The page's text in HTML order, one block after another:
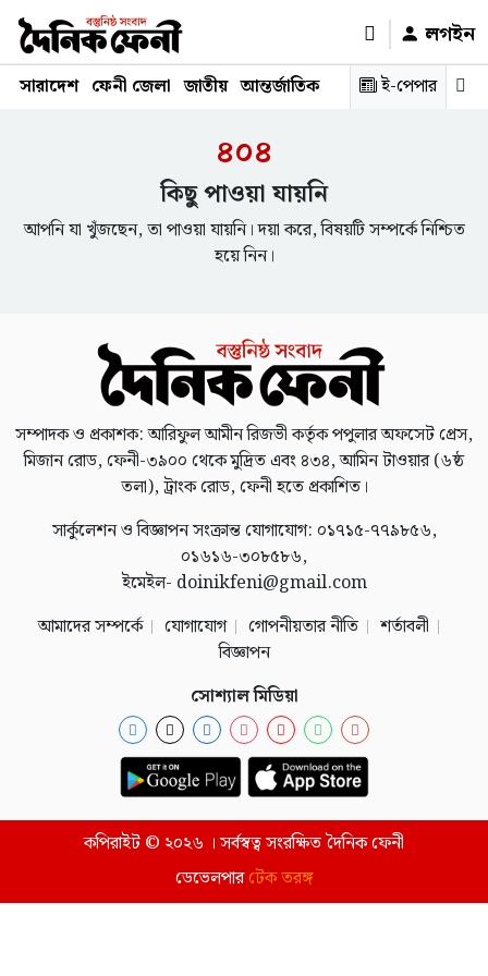
লগইন
সারাদেশ ফেনী জেলা জাতীয় আন্তর্জাতিক রাজনীতি স্বাস্থ্য শিক্ষা
ই-পেপার
৪০৪
কিছু পাওয়া যায়নি
আপনি যা খুঁজছেন, তা পাওয়া যায়নি। দয়া করে, বিষয়টি সম্পর্কে নিশ্চিত
হয়ে নিন।
সম্পাদক ও প্রকাশক: আরিফুল আমীন রিজভী কর্তৃক পপুলার অফসেট প্রেস,
মিজান রোড, ফেনী-৩৯০০ থেকে মুদ্রিত এবং ৪৩৪, আমিন টাওয়ার (৬ষ্ঠ
তলা), ট্রাংক রোড, ফেনী হতে প্রকাশিত।
সার্কুলেশন ও বিজ্ঞাপন সংক্রান্ত যোগাযোগ: ০১৭১৫-৭৭৯৮৫৬,
০১৬১৬-৩০৮৫৮৬,
ইমেইল- doinikfeni@gmail.com
আমাদের সম্পর্কে
যোগাযোগ গোপনীয়তার নীতি
শর্তাবলী
বিজ্ঞাপন
সোশ্যাল মিডিয়া
কপিরাইট © ২০২৬ । সর্বস্বত্ব সংরক্ষিত দৈনিক ফেনী
ডেভেলপারটেক তরঙ্গ